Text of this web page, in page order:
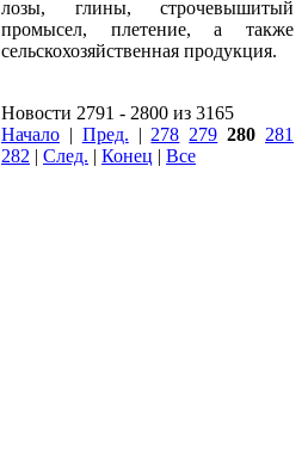
лозы, глины, строчевышитый
промысел, плетение, а также
сельскохозяйственная продукция.
Новости 2791 - 2800 из 3165
Начало | Пред. | 278 279 280 281
282 | След. | Конец | Все